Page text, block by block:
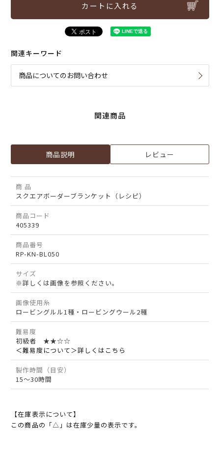
カートに入れる
関連キーワード
商品についてのお問い合わせ
関連商品
商品説明 レビュー
商 品
スクエアボーダーブランケット（レシピ）
商品コード
405339
商品番号
RP-KN-BL050
サイズ
※詳しくは画像を参照ください。
画像使用糸
ロービングルル1種・ロービングウール2種
難易度
初級者 ★★☆☆
＜難易度について＞詳しくはこちら
製作時間（目安）
15～30時間
【在庫表示について】
この商品の「△」は在庫少量の表示です。